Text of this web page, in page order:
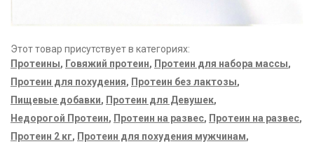
Этот товар присутствует в категориях:
Протеины, Говяжий протеин, Протеин для набора массы,
Протеин для похудения, Протеин без лактозы,
Пищевые добавки, Протеин для Девушек,
Недорогой Протеин, Протеин на развес, Протеин на развес,
Протеин 2 кг, Протеин для похудения мужчинам,